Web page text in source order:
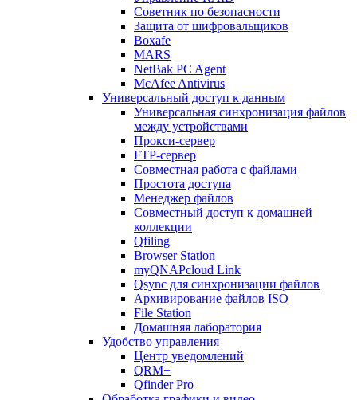
Советник по безопасности
Защита от шифровальщиков
Boxafe
MARS
NetBak PC Agent
McAfee Antivirus
Универсальный доступ к данным
Универсальная синхронизация файлов
между устройствами
Прокси-сервер
FTP-сервер
Совместная работа с файлами
Простота доступа
Менеджер файлов
Совместный доступ к домашней
коллекции
Qfiling
Browser Station
myQNAPcloud Link
Qsync для синхронизации файлов
Архивирование файлов ISO
File Station
Домашняя лаборатория
Удобство управления
Центр уведомлений
QRM+
Qfinder Pro